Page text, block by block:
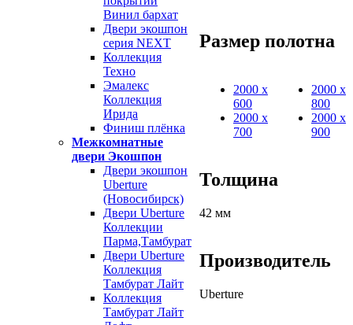
Винил бархат
Двери экошпон
серия NEXT
Коллекция
Техно
Эмалекс
Коллекция
Ирида
Финиш плёнка
Межкомнатные
двери Экошпон
Двери экошпон
Uberture
(Новосибирск)
Двери Uberture
Коллекции
Парма,Тамбурат
Двери Uberture
Коллекция
Тамбурат Лайт
Коллекция
Тамбурат Лайт
Размер полотна
2000 х
600
2000 х
700
2000 х
800
2000 х
900
Толщина
42 мм
Производитель
Uberture